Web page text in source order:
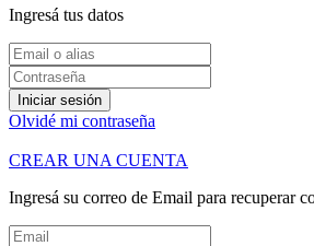
Ingresá tus datos
Iniciar sesión
Olvidé mi contraseña
CREAR UNA CUENTA
Ingresá su correo de Email para recuperar